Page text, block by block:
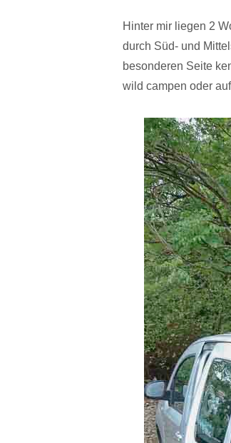
Hinter mir liegen 2
durch Süd- und
besonderen Seite
wild campen oder